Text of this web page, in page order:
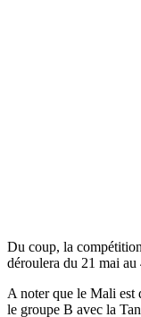
Du coup, la
déroulera du 21 mai
A noter que le Mali
le groupe B avec la